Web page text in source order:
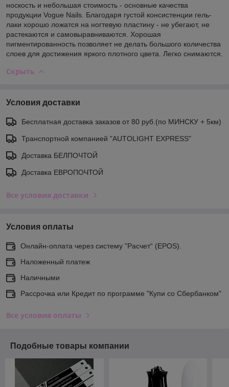
носкость и небольшая стоимость - основные качества
продукции Vogue Nails. Благодаря густой консистенции гель-
лаки хорошо ложатся на ногтевую пластину - не убегают, не
растекаются и самовыравниваются. Хорошая
пигментированность позволяет не делать большого количества
слоев для достижения яркого плотного цвета. Легко снимаются.
Скрыть
Условия доставки
Бесплатная доставка заказов от 80 руб.(по МИНСКУ + 5км)
Транспортной компанией "AUTOLIGHT EXPRESS"
Доставка БЕЛПОЧТОЙ
Доставка ЕВРОПОЧТОЙ
Все условия доставки
Условия оплаты
Онлайн-оплата через систему ”Расчет“ (EPOS).
Наложенный платеж
Наличными
Рассрочка или Кредит по программе "Купи со Сбербанком"
Все условия оплаты
Подобные товары компании